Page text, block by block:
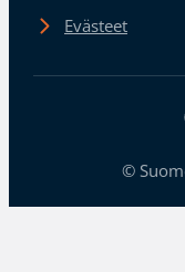
Evästeet
©